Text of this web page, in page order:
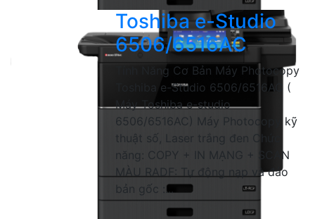
Toshiba e-Studio
6506/6516AC
Tính Năng Cơ Bản Máy Photocopy
Toshiba e-Studio 6506/6516AC (
Máy Toshiba e-studio
6506/6516AC) Máy Photocopy kỹ
thuật số, Laser trắng đen Chức
năng: COPY + IN MẠNG + SCAN
MÀU RADF: Tự động nạp và đảo
bản gốc :...